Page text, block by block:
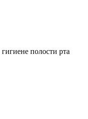
полости рта